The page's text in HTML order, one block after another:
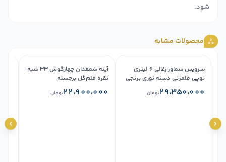
شود.
محصولات مشابه
سرویس سماور زغالی ۶ لیتری
توپی قلمزنی دسته توری برنجی
۲۹،۳۵۰،۰۰۰تومان
آینه شمعدان چهارگوش ۳۳ شبه
نقره قلم‌گل برجسته
۲۲،۹۰۰،۰۰۰تومان